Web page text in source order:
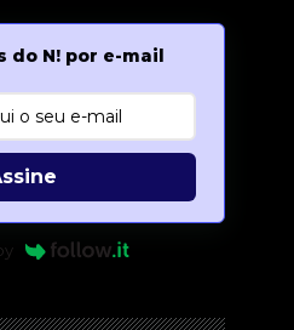
do N! por e-mail